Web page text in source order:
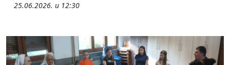
25.06.2026. u 12:30